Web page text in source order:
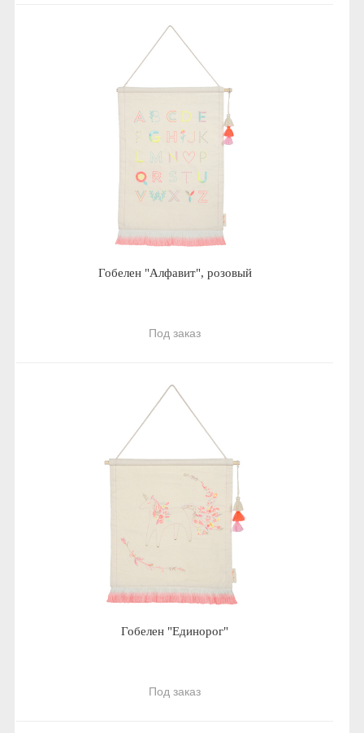
Гобелен "Алфавит", розовый
Под заказ
Гобелен "Единорог"
Под заказ